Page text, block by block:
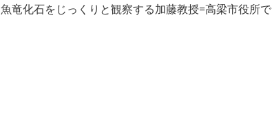
魚竜化石をじっくりと観察する加藤教授=高梁市役所で